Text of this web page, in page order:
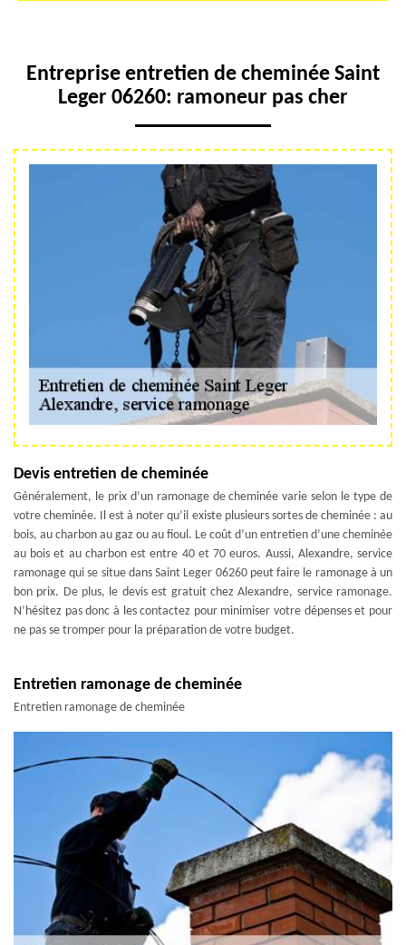
Entreprise entretien de cheminée Saint
Leger 06260: ramoneur pas cher
Devis entretien de cheminée
Généralement, le prix d’un ramonage de cheminée varie selon le type de
votre cheminée. Il est à noter qu’il existe plusieurs sortes de cheminée : au
bois, au charbon au gaz ou au fioul. Le coût d’un entretien d’une cheminée
au bois et au charbon est entre 40 et 70 euros. Aussi, Alexandre, service
ramonage qui se situe dans Saint Leger 06260 peut faire le ramonage à un
bon prix. De plus, le devis est gratuit chez Alexandre, service ramonage.
N’hésitez pas donc à les contactez pour minimiser votre dépenses et pour
ne pas se tromper pour la préparation de votre budget.
Entretien ramonage de cheminée
Entretien ramonage de cheminée